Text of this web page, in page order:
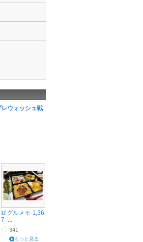
ウォッシュ戦
🥢グルメモ-1,36
7- ...
341
もっと見る